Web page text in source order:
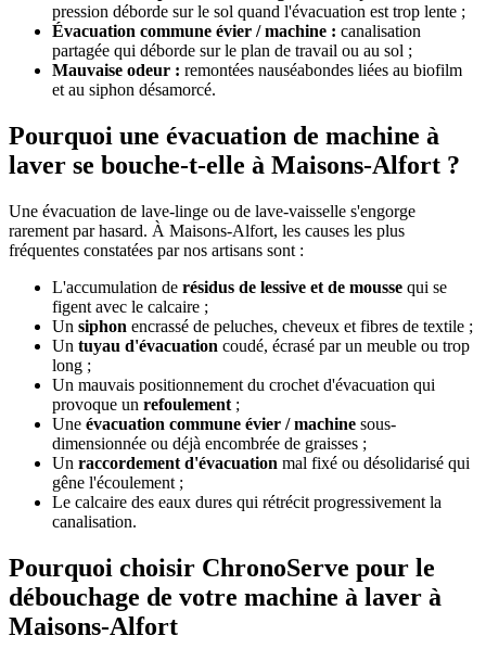
pression déborde sur le sol quand l'évacuation est trop lente ;
Évacuation commune évier / machine : canalisation
partagée qui déborde sur le plan de travail ou au sol ;
Mauvaise odeur : remontées nauséabondes liées au biofilm
et au siphon désamorcé.
Pourquoi une évacuation de machine à
laver se bouche-t-elle à Maisons-Alfort ?
Une évacuation de lave-linge ou de lave-vaisselle s'engorge
rarement par hasard. À Maisons-Alfort, les causes les plus
fréquentes constatées par nos artisans sont :
L'accumulation de résidus de lessive et de mousse qui se
figent avec le calcaire ;
Un siphon encrassé de peluches, cheveux et fibres de textile ;
Un tuyau d'évacuation coudé, écrasé par un meuble ou trop
long ;
Un mauvais positionnement du crochet d'évacuation qui
provoque un refoulement ;
Une évacuation commune évier / machine sous-
dimensionnée ou déjà encombrée de graisses ;
Un raccordement d'évacuation mal fixé ou désolidarisé qui
gêne l'écoulement ;
Le calcaire des eaux dures qui rétrécit progressivement la
canalisation.
Pourquoi choisir ChronoServe pour le
débouchage de votre machine à laver à
Maisons-Alfort